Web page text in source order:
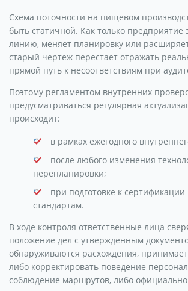
Схема поточности на пищевом
быть статичной. Как только предприятие
линию, меняет планировку или
старый чертеж перестает отражать
прямой путь к несоответствиям при
Поэтому регламентом внутренних
предусматриваться регулярная
происходит:
в рамках ежегодного
после любого изменения
перепланировки;
при подготовке к
стандартам.
В ходе контроля ответственные лица
положение дел с утвержденным
обнаруживаются расхождения,
либо корректировать поведение
соблюдение маршрутов, либо